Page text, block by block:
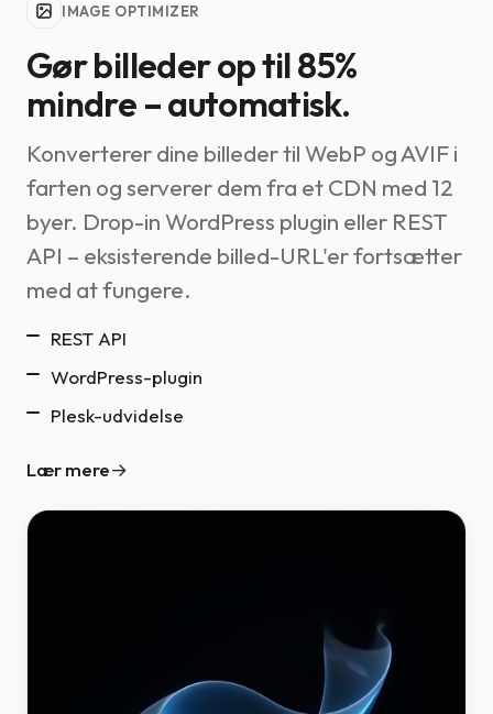
IMAGE OPTIMIZER
Gør billeder op til 85%
mindre – automatisk.
Konverterer dine billeder til WebP og AVIF i
farten og serverer dem fra et CDN med 12
byer. Drop-in WordPress plugin eller REST
API – eksisterende billed-URL'er fortsætter
med at fungere.
REST API
WordPress-plugin
Plesk-udvidelse
Lær mere